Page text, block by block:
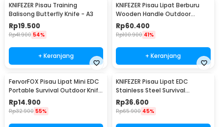
KNIFEZER Pisau Training
Balisong Butterfly Knife - A3
Rp19.500
Rp41.900 54%
+ Keranjang
KNIFEZER Pisau Lipat Berburu
Wooden Handle Outdoor
Survival Knife - CBF64
Rp60.400
Rp100.900 41%
+ Keranjang
FervorFOX Pisau Lipat Mini EDC
Portable Survival Outdoor Knife
- PMT5
Rp14.900
Rp32.900 55%
KNIFEZER Pisau Lipat EDC
Stainless Steel Survival
Outdoor Knife - 440C
Rp36.600
Rp65.900 45%